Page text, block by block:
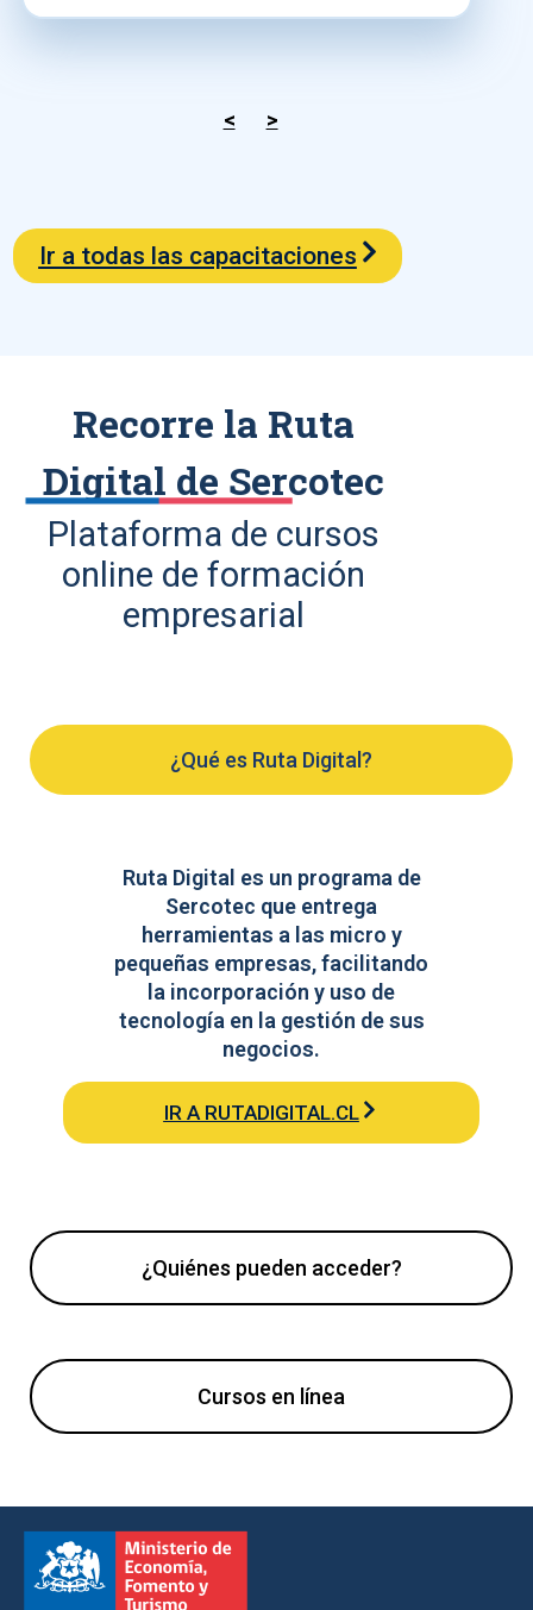
< >
Ir a todas las capacitaciones
Recorre la Ruta
Digital de Sercotec
Plataforma de cursos
online de formación
empresarial
¿Qué es Ruta Digital?
¿Quiénes pueden acceder?
Cursos en línea
Ruta Digital es un programa de
Sercotec que entrega
herramientas a las micro y
pequeñas empresas, facilitando
la incorporación y uso de
tecnología en la gestión de sus
negocios.
IR A RUTADIGITAL.CL